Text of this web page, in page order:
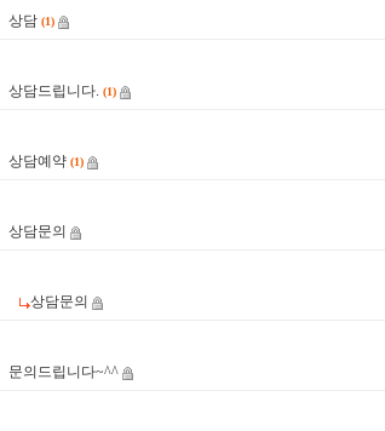
상담 (1)
상담드립니다. (1)
상담예약 (1)
상담문의
상담문의
문의드립니다~^^